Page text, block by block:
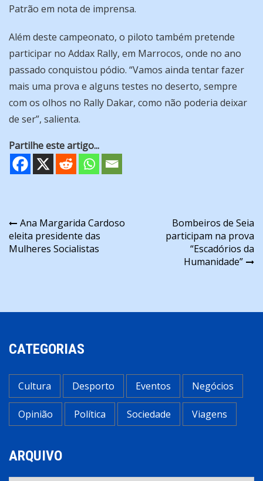
Patrão em nota de imprensa.
Além deste campeonato, o piloto também pretende
participar no Addax Rally, em Marrocos, onde no ano
passado conquistou pódio. “Vamos ainda tentar fazer
mais uma prova e alguns testes no deserto, sempre
com os olhos no Rally Dakar, como não poderia deixar
de ser”, salienta.
Partilhe este artigo...
Navegação
de
Ana Margarida Cardoso
eleita presidente das
Mulheres Socialistas
Bombeiros de Seia
participam na prova
“Escadórios da
Humanidade”
CATEGORIAS
Cultura Desporto Eventos Negócios
Opinião Política Sociedade Viagens
ARQUIVO
Arquivo